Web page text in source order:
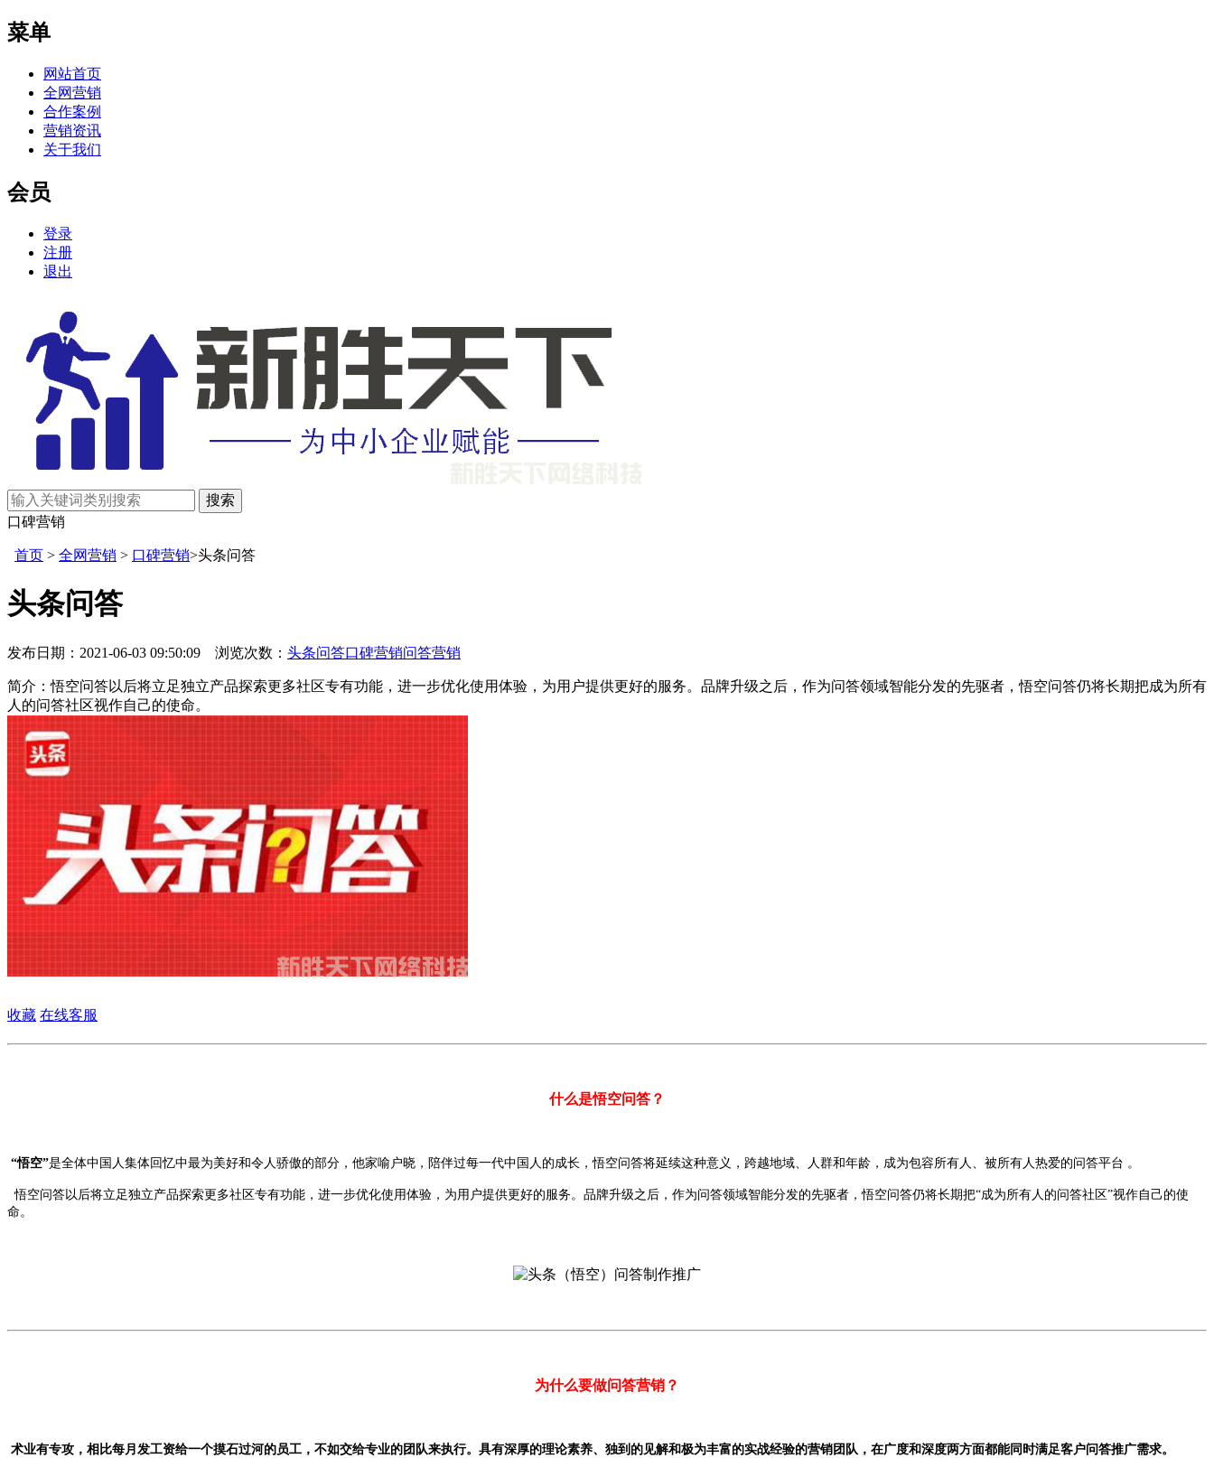
菜单
网站首页
全网营销
合作案例
营销资讯
关于我们
会员
登录
注册
退出
口碑营销
首页 > 全网营销 > 口碑营销>头条问答
头条问答
发布日期：2021-06-03 09:50:09 浏览次数： 头条问答口碑营销问答营销
简介：悟空问答以后将立足独立产品探索更多社区专有功能，进一步优化使用体验，为用户提供更好的服务。品牌升级之后，作为问答领域智能分发的先驱者，悟空问答仍将长期把成为所有
人的问答社区视作自己的使命。
收藏 在线客服
什么是悟空问答？
“悟空”是全体中国人集体回忆中最为美好和令人骄傲的部分，他家喻户晓，陪伴过每一代中国人的成长，悟空问答将延续这种意义，跨越地域、人群和年龄，成为包容所有人、被所有人热爱的问答平台 。
悟空问答以后将立足独立产品探索更多社区专有功能，进一步优化使用体验，为用户提供更好的服务。品牌升级之后，作为问答领域智能分发的先驱者，悟空问答仍将长期把“成为所有人的问答社区”视作自己的使
命。
为什么要做问答营销？
术业有专攻，相比每月发工资给一个摸石过河的员工，不如交给专业的团队来执行。具有深厚的理论素养、独到的见解和极为丰富的实战经验的营销团队，在广度和深度两方面都能同时满足客户问答推广需求。